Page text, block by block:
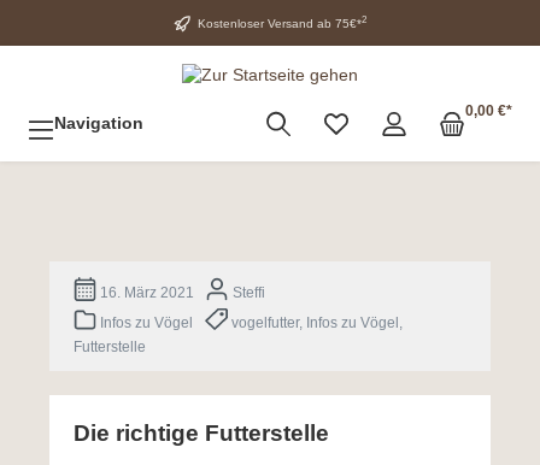
Kostenloser Versand ab 75€*2
Navigation
0,00 €*
16. März 2021
Steffi
Infos zu Vögel
vogelfutter, Infos zu Vögel,
Futterstelle
Die richtige Futterstelle